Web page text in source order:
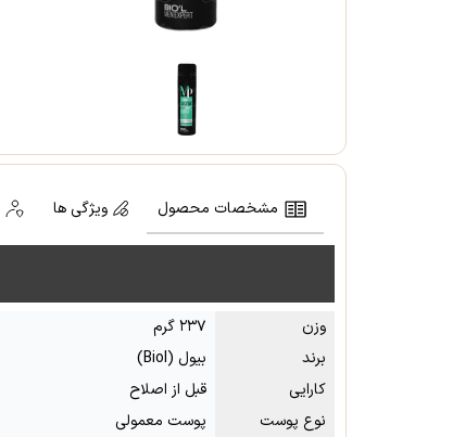
مشخصات محصول ویژگی ها
وزن ۲۳۷ گرم
برند
بیول (Biol)
کارایی
قبل از اصلاح
نوع پوست
پوست معمولی